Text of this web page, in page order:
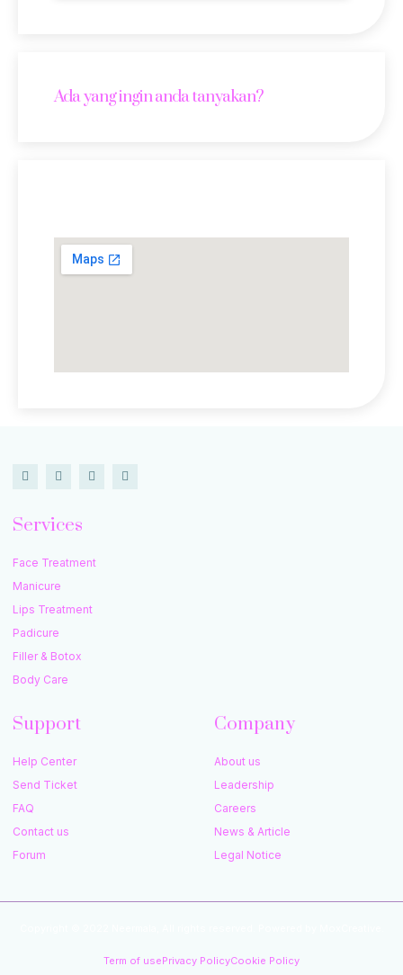
Ada yang ingin anda tanyakan?
Services
Face Treatment
Manicure
Lips Treatment
Padicure
Filler & Botox
Body Care
Support
Help Center
Send Ticket
FAQ
Contact us
Forum
Company
About us
Leadership
Careers
News & Article
Legal Notice
Term of usePrivacy PolicyCookie Policy